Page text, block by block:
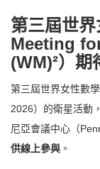
第三屆世
Meeting
(WM)²）期
第三屆世界女性數
2026）的衛星活動
尼亞會議中心（
供線上參與 。